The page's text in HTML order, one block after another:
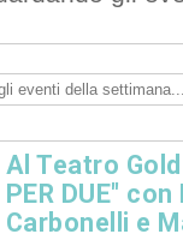
Al Teatro
PER DUE"
Carbonelli e